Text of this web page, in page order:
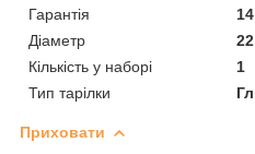
Гарантія
Діаметр
Кількість у наборі
1
Тип тарілки
Приховати